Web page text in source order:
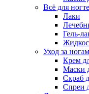
Всё для
Лаки
Гель-
Уход за
Крем
Маски
Скраб
Спреи